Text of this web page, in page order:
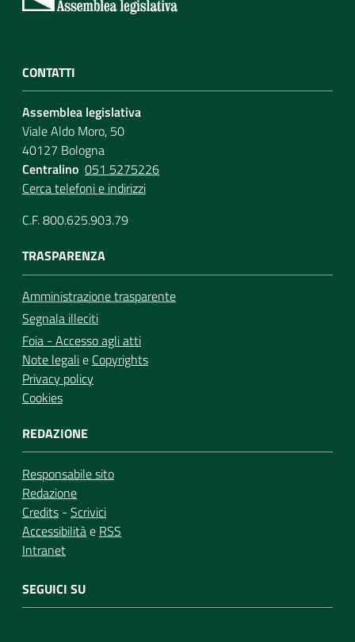
CONTATTI
Assemblea legislativa
Viale Aldo Moro, 50
40127 Bologna
Centralino 051 5275226
Cerca telefoni e indirizzi
C.F. 800.625.903.79
TRASPARENZA
Amministrazione trasparente
Segnala illeciti
Foia - Accesso agli atti
Note legalie Copyrights
Privacy policy
Cookies
REDAZIONE
Responsabile sito
Redazione
Credits - Scrivici
Accessibilitàe RSS
Intranet
SEGUICI SU